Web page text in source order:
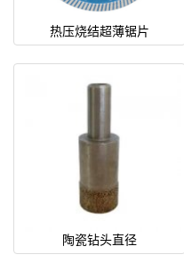
热压烧结超薄锯片
陶瓷钻头直径